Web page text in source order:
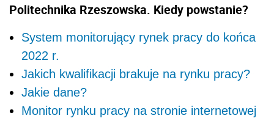
Politechnika Rzeszowska. Kiedy powstanie?
System monitorujący rynek pracy do końca
2022 r.
Jakich kwalifikacji brakuje na rynku pracy?
Jakie dane?
Monitor rynku pracy na stronie internetowej